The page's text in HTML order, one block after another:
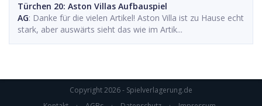
Türchen 20: Aston Villas Aufbauspiel
AG: Danke für die vielen Artikel! Aston Villa ist zu Hause echt
stark, aber auswärts sieht das wie im Artik...
Copyright 2026 - Spielverlagerung.de